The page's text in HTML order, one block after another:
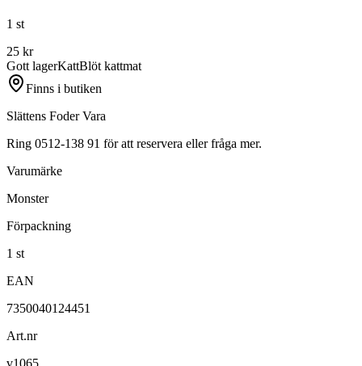
1 st
25 kr
Gott lagerKattBlöt kattmat
Finns i butiken
Slättens Foder Vara
Ring 0512-138 91 för att reservera eller fråga mer.
Varumärke
Monster
Förpackning
1 st
EAN
7350040124451
Art.nr
v1065